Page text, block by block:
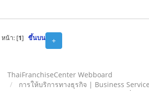
+
หน้า: [1] ขึ้นบน
ThaiFranchiseCenter Webboard
การให้บริการทางธุรกิจ | Business Service